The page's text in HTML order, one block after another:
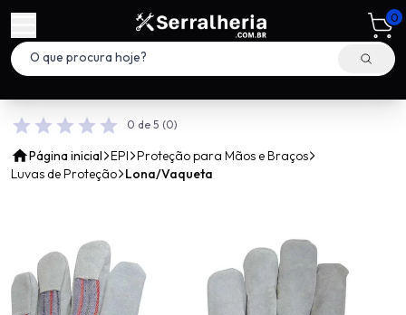
0
0 de 5 (0)
Página inicial EPI Proteção para Mãos e Braços
Luvas de Proteção Lona/Vaqueta